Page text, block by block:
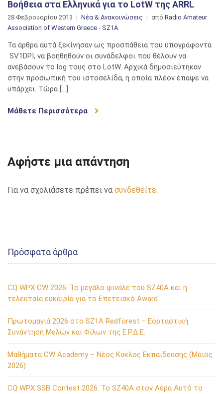
Βοήθεια στα Ελληνικά για το LotW της ARRL
28 Φεβρουαρίου 2013 Νέα & Ανακοινώσεις από Radio Amateur
Association of Western Greece - SZ1A
Τα άρθρα αυτά ξεκίνησαν ως προσπάθεια του υπογράφοντα
SV1DPI, να βοηθηθούν οι συνάδελφοι που θέλουν να
ανεβάσουν το log τους στο LotW. Αρχικά δημοσιεύτηκαν
στην προσωπική του ιστοσελίδα, η οποία πλέον έπαψε να
υπάρχει. Τώρα […]
Μάθετε Περισσότερα
Αφήστε μια απάντηση
Για να σχολιάσετε πρέπει να συνδεθείτε.
Πρόσφατα άρθρα
CQ WPX CW 2026: Το μεγάλο φινάλε του SZ40A και η
τελευταία ευκαιρία για το Επετειακό Award
Πρωτομαγιά 2026 στο SZ1A Redforest – Εορταστική
Συνάντηση Μελών και Φίλων της Ε.Ρ.Δ.Ε.
Μαθήματα CW Academy – Νέος Κύκλος Εκπαίδευσης (Μάιος
2026)
CQ WPX SSB Contest 2026: Το SZ40A στον Αέρα Αυτό το